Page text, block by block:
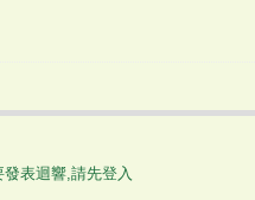
發表迴響,請先登入